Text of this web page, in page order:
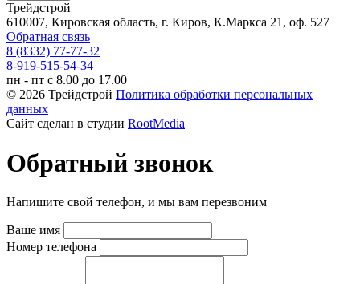
Трейдстрой
610007, Кировская область, г. Киров, К.Маркса 21, оф. 527
Обратная связь
8 (8332) 77-77-32
8-919-515-54-34
пн - пт с 8.00 до 17.00
© 2026 Трейдстрой Политика обработки персональных
данных
Сайт сделан в студии RootMedia
Обратный звонок
Напишите свой телефон, и мы вам перезвоним
Ваше имя
Номер телефона